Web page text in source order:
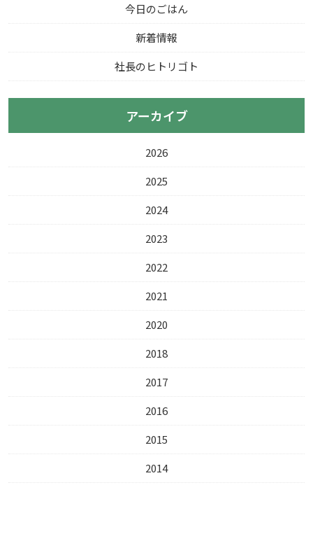
今日のごはん
新着情報
社長のヒトリゴト
アーカイブ
2026
2025
2024
2023
2022
2021
2020
2018
2017
2016
2015
2014